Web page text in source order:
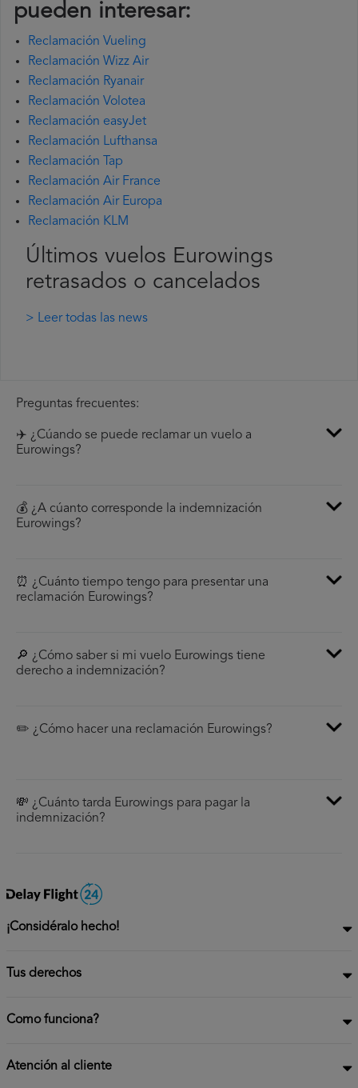
pueden interesar:
Reclamación Vueling
Reclamación Wizz Air
Reclamación Ryanair
Reclamación Volotea
Reclamación easyJet
Reclamación Lufthansa
Reclamación Tap
Reclamación Air France
Reclamación Air Europa
Reclamación KLM
Últimos vuelos Eurowings
retrasados o cancelados
> Leer todas las news
Preguntas frecuentes:
✈️ ¿Cúando se puede reclamar un vuelo a
Eurowings?
💰 ¿A cúanto corresponde la indemnización
Eurowings?
⏰ ¿Cuánto tiempo tengo para presentar una
reclamación Eurowings?
🔎 ¿Cómo saber si mi vuelo Eurowings tiene
derecho a indemnización?
✏️ ¿Cómo hacer una reclamación Eurowings?
💸 ¿Cuánto tarda Eurowings para pagar la
indemnización?
¡Considéralo hecho!
Tus derechos
Como funciona?
Atención al cliente